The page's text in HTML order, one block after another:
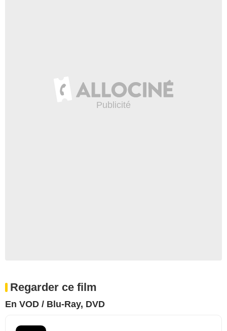
Regarder ce film
En VOD / Blu-Ray, DVD